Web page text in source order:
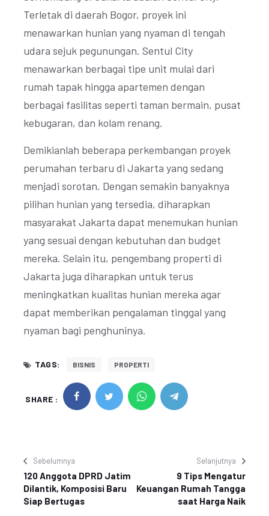
Terletak di daerah Bogor, proyek ini
menawarkan hunian yang nyaman di tengah
udara sejuk pegunungan. Sentul City
menawarkan berbagai tipe unit mulai dari
rumah tapak hingga apartemen dengan
berbagai fasilitas seperti taman bermain, pusat
kebugaran, dan kolam renang.
Demikianlah beberapa perkembangan proyek
perumahan terbaru di Jakarta yang sedang
menjadi sorotan. Dengan semakin banyaknya
pilihan hunian yang tersedia, diharapkan
masyarakat Jakarta dapat menemukan hunian
yang sesuai dengan kebutuhan dan budget
mereka. Selain itu, pengembang properti di
Jakarta juga diharapkan untuk terus
meningkatkan kualitas hunian mereka agar
dapat memberikan pengalaman tinggal yang
nyaman bagi penghuninya.
TAGS: BISNIS PROPERTI
SHARE :
Sebelumnya
120 Anggota DPRD Jatim
Dilantik, Komposisi Baru
Siap Bertugas
Selanjutnya
9 Tips Mengatur
Keuangan Rumah Tangga
saat Harga Naik